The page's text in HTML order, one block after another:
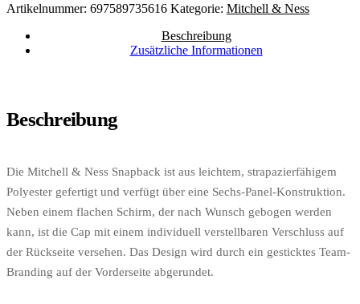
Artikelnummer: 697589735616 Kategorie: Mitchell & Ness
Beschreibung
Zusätzliche Informationen
Beschreibung
Die Mitchell & Ness Snapback ist aus leichtem, strapazierfähigem
Polyester gefertigt und verfügt über eine Sechs-Panel-Konstruktion.
Neben einem flachen Schirm, der nach Wunsch gebogen werden
kann, ist die Cap mit einem individuell verstellbaren Verschluss auf
der Rückseite versehen. Das Design wird durch ein gesticktes Team-
Branding auf der Vorderseite abgerundet.